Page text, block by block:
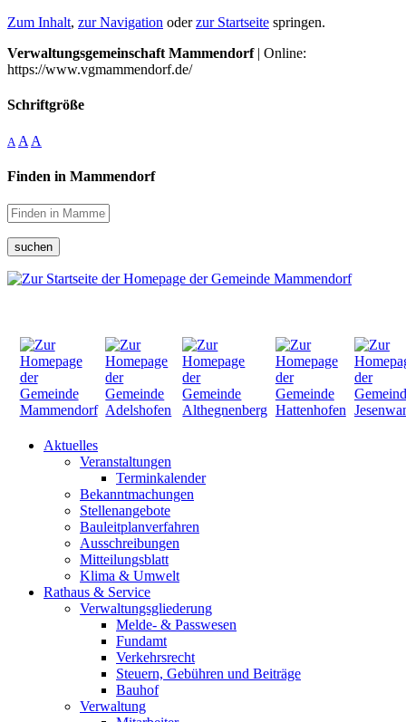
Zum Inhalt, zur Navigation oderzur Startseite springen.
Verwaltungsgemeinschaft Mammendorf| Online:
https://www.vgmammendorf.de/
Schriftgröße
A A A
Finden in Mammendorf
suchen
Aktuelles
Veranstaltungen
Terminkalender
Bekanntmachungen
Stellenangebote
Bauleitplanverfahren
Ausschreibungen
Mitteilungsblatt
Klima & Umwelt
Rathaus & Service
Verwaltungsgliederung
Melde- & Passwesen
Fundamt
Verkehrsrecht
Steuern, Gebühren und Beiträge
Bauhof
Verwaltung